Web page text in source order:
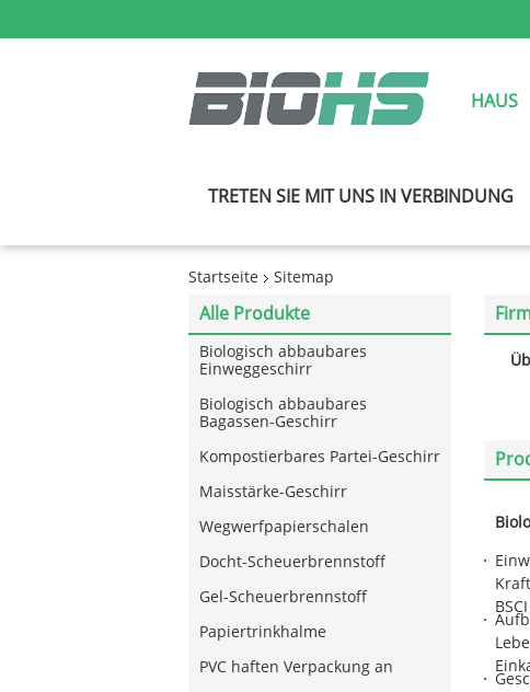
HAUS
TRETEN SIE MIT UNS IN VERBINDUNG
Startseite Sitemap
Alle Produkte
Biologisch abbaubares
Einweggeschirr
Biologisch abbaubares
Bagassen-Geschirr
Kompostierbares Partei-Geschirr
Maisstärke-Geschirr
Wegwerfpapierschalen
Docht-Scheuerbrennstoff
Gel-Scheuerbrennstoff
Papiertrinkhalme
PVC haften Verpackung an
BSCI